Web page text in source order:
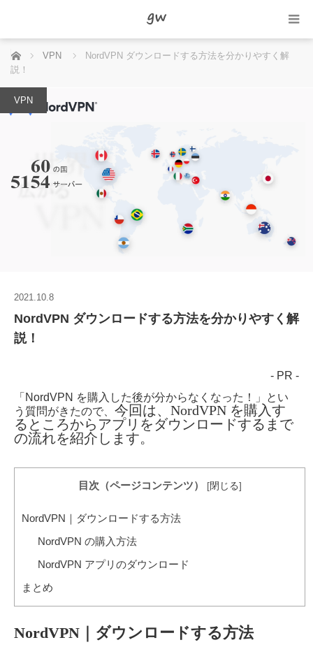
ホーム VPN
NordVPN ダウンロードする方法を分かりやすく解
説！
VPN
2021.10.8
NordVPN ダウンロードする方法を分かりやすく解
説！
- PR -
「NordVPN を購入した後が分からなくなった！」とい
う質問がきたので、 今回は、NordVPN を購入す
るところからアプリをダウンロードするまで
の流れを紹介します。
目次（ページコンテンツ） [閉じる]
NordVPN｜ダウンロードする方法
NordVPN の購入方法
NordVPN アプリのダウンロード
まとめ
NordVPN｜ダウンロードする方法